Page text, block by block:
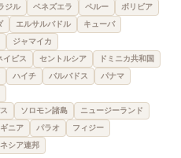
ジル ベネズエラ ペルー ボリビア
エルサルバドル
キューバ
ジャマイカ
イビス
セントルシア
ドミニカ共和国
ハイチ バルバドス
パナマ
ソロモン諸島
ニュージーランド
ニア パラオ
フィジー
シア連邦